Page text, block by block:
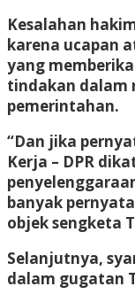
Kesalahan
karena ucapan
yang
tindakan dalam
pemerintahan.
“Dan jika
Kerja – DPR
banyak
objek sengketa
Selanjutnya,
dalam gugatan